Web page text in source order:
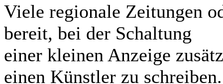
Viele regionale Zeitungen
bereit, bei der Schaltung
einer kleinen Anzeige
einen Künstler zu schreiben.